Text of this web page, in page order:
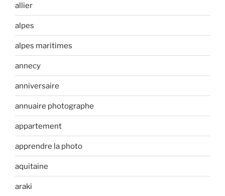
allier
alpes
alpes maritimes
annecy
anniversaire
annuaire photographe
appartement
apprendre la photo
aquitaine
araki